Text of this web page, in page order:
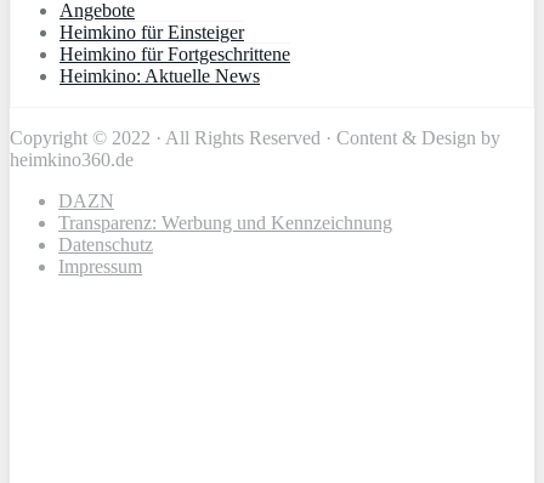
Angebote
Heimkino für Einsteiger
Heimkino für Fortgeschrittene
Heimkino: Aktuelle News
Copyright © 2022 · All Rights Reserved · Content & Design by
heimkino360.de
DAZN
Transparenz: Werbung und Kennzeichnung
Datenschutz
Impressum